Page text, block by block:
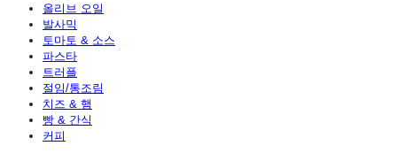
올리브 오일
발사믹
토마토 & 소스
파스타
트러플
절임/통조림
치즈 & 햄
빵 & 간식
커피